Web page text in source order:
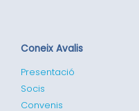
Coneix Avalis
Presentació
Socis
Convenis